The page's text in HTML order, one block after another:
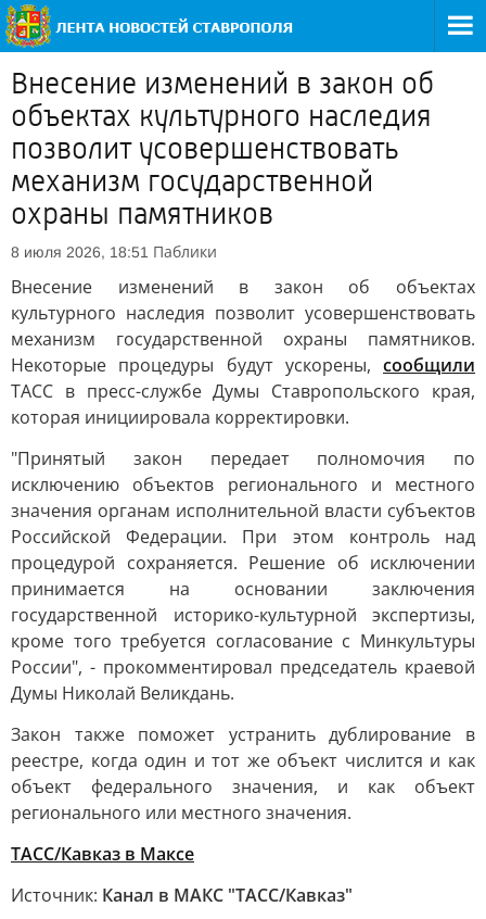
Внесение изменений в закон об
объектах культурного наследия
позволит усовершенствовать
механизм государственной
охраны памятников
8 июля 2026, 18:51 Паблики
Внесение изменений в закон об объектах
культурного наследия позволит усовершенствовать
механизм государственной охраны памятников.
Некоторые процедуры будут ускорены, сообщили
ТАСС в пресс-службе Думы Ставропольского края,
которая инициировала корректировки.
"Принятый закон передает полномочия по
исключению объектов регионального и местного
значения органам исполнительной власти субъектов
Российской Федерации. При этом контроль над
процедурой сохраняется. Решение об исключении
принимается на основании заключения
государственной историко-культурной экспертизы,
кроме того требуется согласование с Минкультуры
России", - прокомментировал председатель краевой
Думы Николай Великдань.
Закон также поможет устранить дублирование в
реестре, когда один и тот же объект числится и как
объект федерального значения, и как объект
регионального или местного значения.
ТАСС/Кавказ в Максе
Источник: Канал в МАКС "ТАСС/Кавказ"